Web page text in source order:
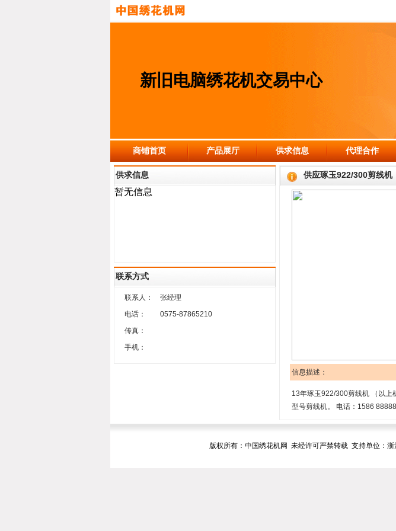
新旧电脑绣花机交易中心
商铺首页 产品展厅 供求信息 代理合作
供求信息
暂无信息
联系方式
联系人：
张经理
电话：
0575-87865210
传真：
手机：
供应琢玉922/300剪线机
信息描述：
13年琢玉922/300剪线机 （以上
型号剪线机。 电话：1586 88888
版权所有：中国绣花机网 未经许可严禁转载 支持单位：